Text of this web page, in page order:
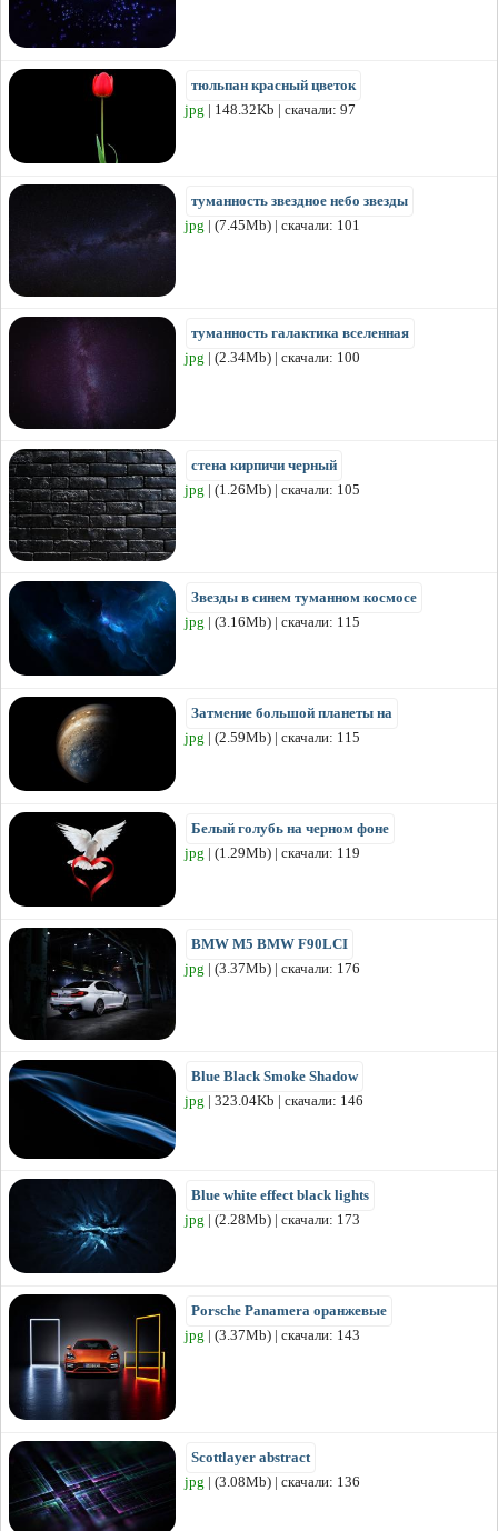
тюльпан красный цветок
jpg | 148.32Kb | скачали: 97
туманность звездное небо звезды
jpg | (7.45Mb) | скачали: 101
туманность галактика вселенная
jpg | (2.34Mb) | скачали: 100
стена кирпичи черный
jpg | (1.26Mb) | скачали: 105
Звезды в синем туманном космосе
jpg | (3.16Mb) | скачали: 115
Затмение большой планеты на
jpg | (2.59Mb) | скачали: 115
Белый голубь на черном фоне
jpg | (1.29Mb) | скачали: 119
BMW M5 BMW F90LCI
jpg | (3.37Mb) | скачали: 176
Blue Black Smoke Shadow
jpg | 323.04Kb | скачали: 146
Blue white effect black lights
jpg | (2.28Mb) | скачали: 173
Porsche Panamera оранжевые
jpg | (3.37Mb) | скачали: 143
Scottlayer abstract
jpg | (3.08Mb) | скачали: 136